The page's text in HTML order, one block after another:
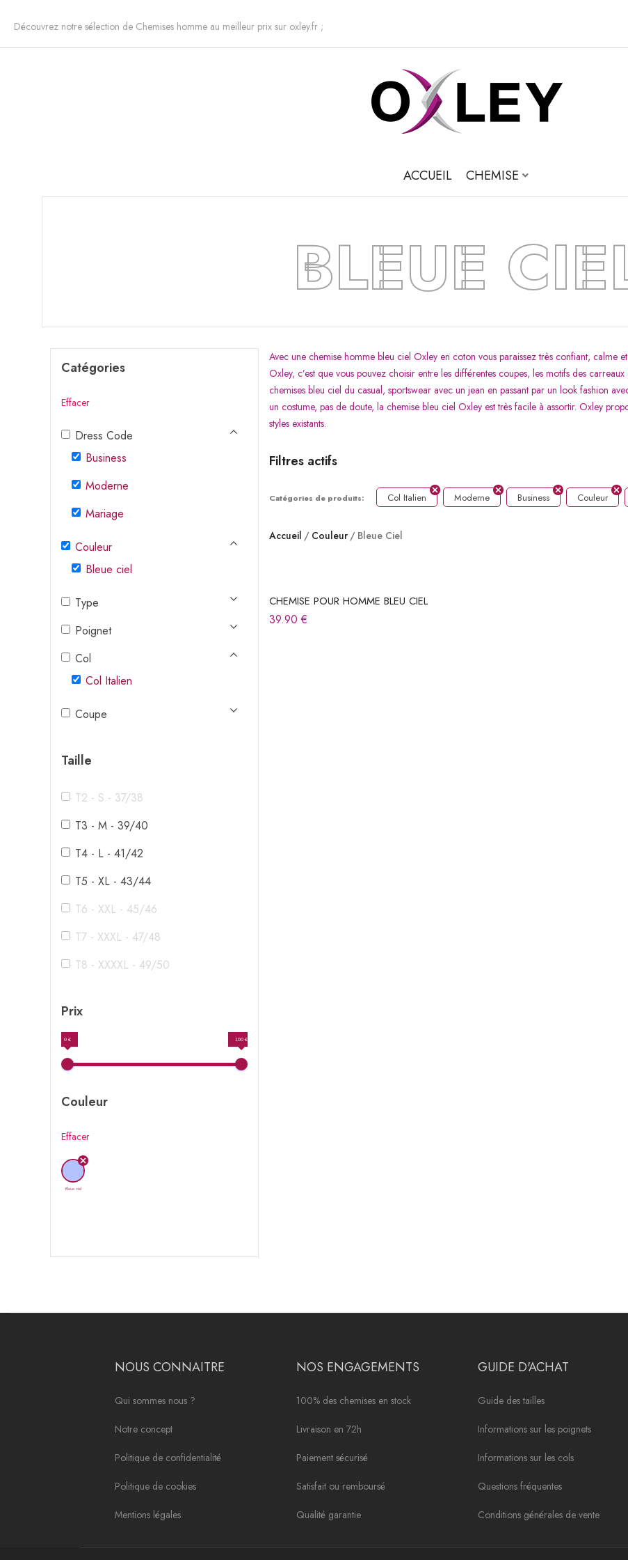
Découvrez notre sélection de Chemises homme au meilleur prix sur oxley.fr ;
ACCUEIL CHEMISE
BLEUE
Catégories
Effacer
Dress Code
Business
Moderne
Mariage
Couleur
Bleue ciel
Type
Poignet
Col
Col Italien
Coupe
Taille
T2 - S - 37/38
T3 - M - 39/40
T4 - L - 41/42
T5 - XL - 43/44
T6 - XXL - 45/46
T7 - XXXL - 47/48
T8 - XXXXL - 49/50
Prix
0 € 100 €
Couleur
Effacer
Bleue ciel
Avec une chemise homme bleu ciel Oxley en coton vous paraissez très confiant, calme
Oxley, c’est que vous pouvez choisir entre les différentes coupes, les motifs des
chemises bleu ciel du casual, sportswear avec un jean en passant par un look fashion
un costume, pas de doute, la chemise bleu ciel Oxley est très facile à assortir. Oxley
styles existants.
Filtres actifs
Catégories de produits: Col Italien Moderne Business Couleur
Accueil Couleur Bleue Ciel
CHEMISE POUR HOMME BLEU CIEL
39.90€
NOUS CONNAITRE
Qui sommes nous ?
Notre concept
Politique de confidentialité
Politique de cookies
Mentions légales
NOS ENGAGEMENTS
100% des chemises en stock
Livraison en 72h
Paiement sécurisé
Satisfait ou remboursé
Qualité garantie
GUIDE D'ACHAT
Guide des tailles
Informations sur les poignets
Informations sur les cols
Questions fréquentes
Conditions générales de vente